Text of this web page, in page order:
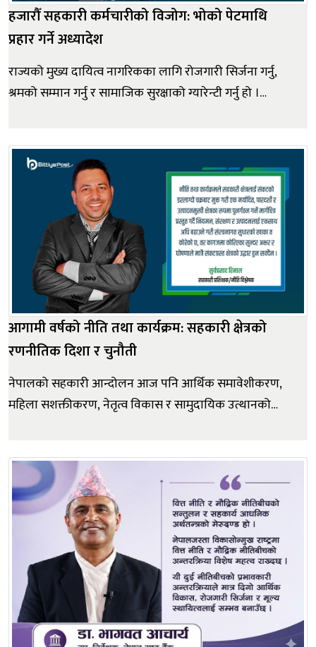
हजारौँ सहकारी कर्मचारीको विजोग: भोको पेटमाथि
प्रहार गर्ने अध्यादेश
राज्यको मुख्य दायित्व नागरिकका लागि रोजगारी सिर्जना गर्नु,
श्रमको सम्मान गर्नु र सामाजिक सुरक्षाको ग्यारेन्टी गर्नु हो ।
जारी गरिएको सहकारी अध्यादेश, २०८३ ले ९२ अर्बको राष्ट्रिय पु...
आगामी वर्षको नीति तथा कार्यक्रम: सहकारी क्षेत्रको
रणनीतिक दिशा र चुनौती
नेपालको सहकारी आन्दोलन आज पनि आर्थिक समावेशीकरण,
महिला सशक्तीकरण, नेतृत्व विकास र सामुदायिक उत्थानको
जसमा आधाभन्दा बढी महिला सदस्य छन् । यसले ग्रामीण क्षेत्रमा
वित्तीय पहुँच नभएका समुदायलाई बचत&...